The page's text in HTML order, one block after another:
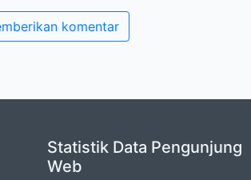
komentar
Statistik Data Pengunjung
Web